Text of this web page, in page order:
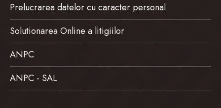
Prelucrarea datelor cu caracter personal
Solutionarea Online a litigiilor
ANPC
ANPC - SAL